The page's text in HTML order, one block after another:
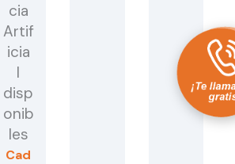
cia
Artif
icia
l
disp
onib
les
Cad